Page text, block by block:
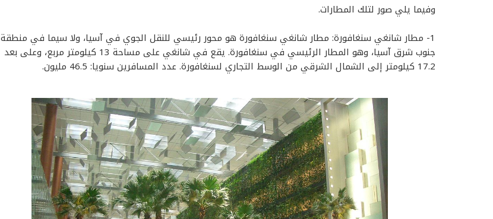
وفيما يلي صور لتلك المطارات.
1- مطار شانغي سنغافورة: مطار شانغي سنغافورة هو محور رئيسي للنقل الجوي في آسيا، ولا سيما في منطقة
جنوب شرق آسيا، وهو المطار الرئيسي في سنغافورة. يقع في شانغي على مساحة 13 كيلومتر مربع، وعلى بعد
17.2 كيلومتر إلى الشمال الشرقي من الوسط التجاري لسنغافورة. عدد المسافرين سنويا: 46.5 مليون.